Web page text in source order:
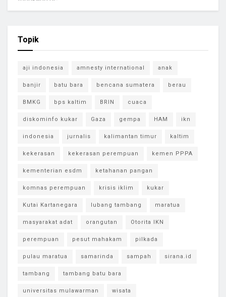
Topik
aji indonesia amnesty international anak
banjir batu bara bencana sumatera berau
BMKG bps kaltim BRIN cuaca
diskominfo kukar Gaza gempa HAM ikn
indonesia jurnalis kalimantan timur kaltim
kekerasan kekerasan perempuan kemen PPPA
kementerian esdm ketahanan pangan
komnas perempuan krisis iklim kukar
Kutai Kartanegara lubang tambang maratua
masyarakat adat orangutan Otorita IKN
perempuan pesut mahakam pilkada
pulau maratua samarinda sampah sirana.id
tambang tambang batu bara
universitas mulawarman wisata